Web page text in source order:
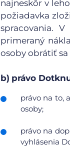
najneskôr v
požiadavka
spracovania.
primeraný
osoby obrátiť
b) právo
právo na to,
osoby;
právo na
vyhlásenia